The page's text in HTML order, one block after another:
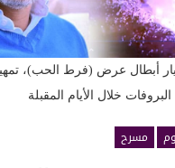
أبطال عرض (فرط الحب)،
البروفات خلال الأيام المقبلة
مسرح